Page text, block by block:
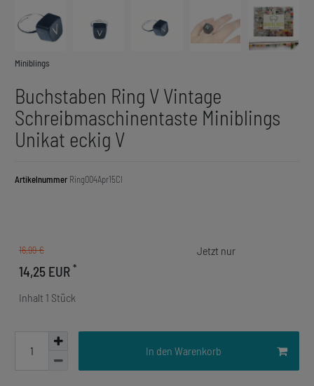
Miniblings
Buchstaben Ring V Vintage
Schreibmaschinentaste Miniblings
Unikat eckig V
Artikelnummer Ring004Apr15Cl
16,99 €
14,25 EUR *
Inhalt 1 Stück
In den Warenkorb